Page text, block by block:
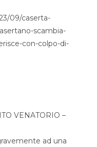
09/caserta-
scambia-
con-colpo-di-
VENATORIO –
ad una